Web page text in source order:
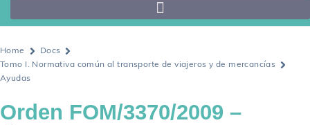
Home
Docs
Tomo I. Normativa común al transporte de viajeros y de mercancías
Ayudas
Orden FOM/3370/2009 –